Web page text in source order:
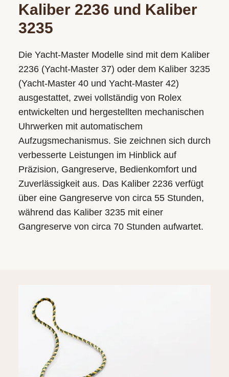
Kaliber 2236 und Kaliber
3235
Die Yacht-Master Modelle sind mit dem Kaliber
2236 (Yacht‑Master 37) oder dem Kaliber 3235
(Yacht‑Master 40 und Yacht‑Master 42)
ausgestattet, zwei vollständig von Rolex
entwickelten und hergestellten mechanischen
Uhrwerken mit automatischem
Aufzugsmechanismus. Sie zeichnen sich durch
verbesserte Leistungen im Hinblick auf
Präzision, Gangreserve, Bedienkomfort und
Zuverlässigkeit aus. Das Kaliber 2236 verfügt
über eine Gangreserve von circa 55 Stunden,
während das Kaliber 3235 mit einer
Gangreserve von circa 70 Stunden aufwartet.